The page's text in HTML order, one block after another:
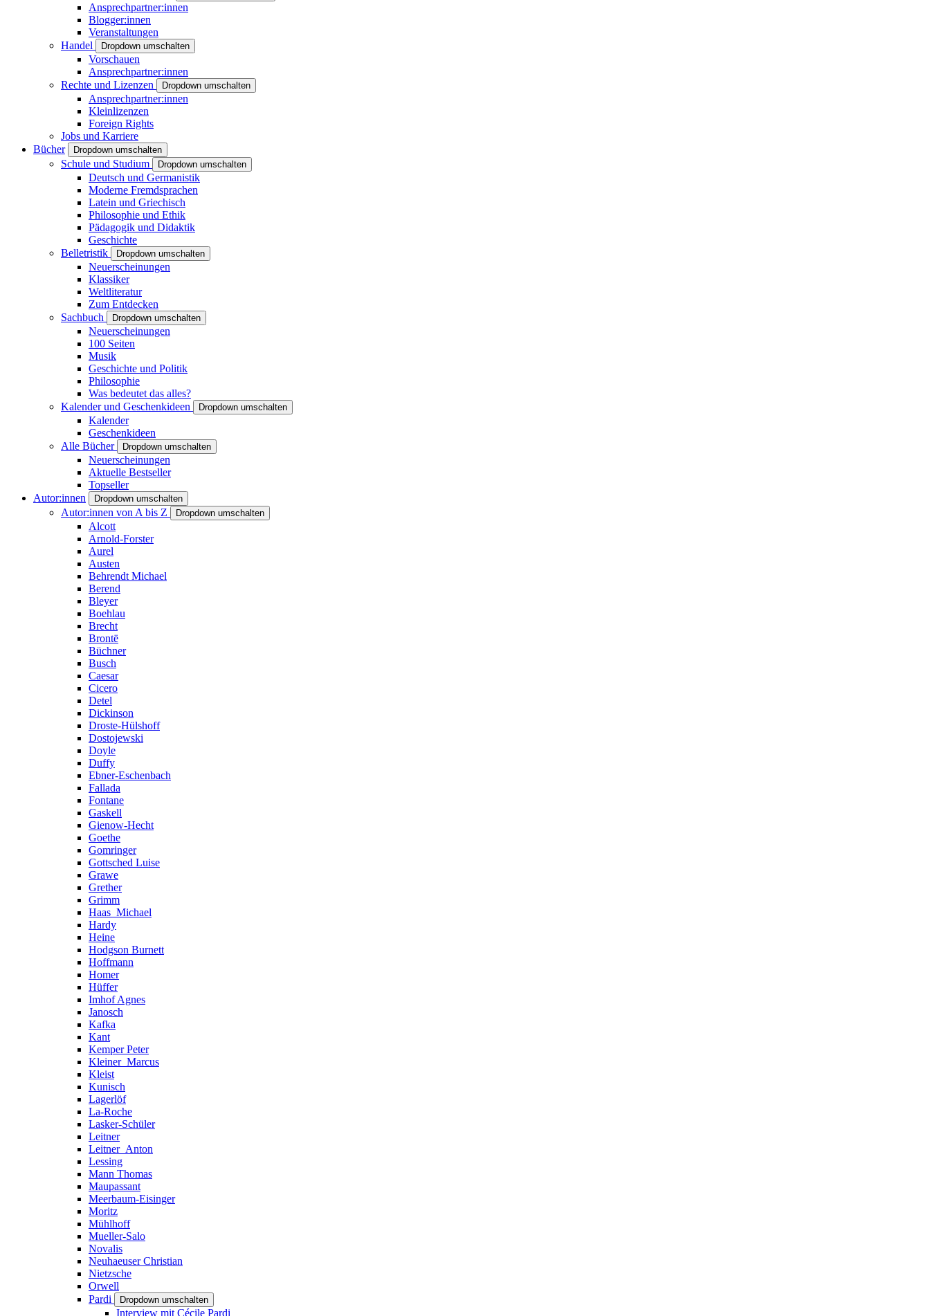
Ansprechpartner:innen
Blogger:innen
Veranstaltungen
Handel
Dropdown umschalten
Vorschauen
Ansprechpartner:innen
Rechte und Lizenzen
Dropdown umschalten
Ansprechpartner:innen
Kleinlizenzen
Foreign Rights
Jobs und Karriere
Bücher
Dropdown umschalten
Schule und Studium Dropdown umschalten
Deutsch und Germanistik
Moderne Fremdsprachen
Latein und Griechisch
Philosophie und Ethik
Pädagogik und Didaktik
Geschichte
Belletristik
Dropdown umschalten
Neuerscheinungen
Klassiker
Weltliteratur
Zum Entdecken
Sachbuch
Dropdown umschalten
Neuerscheinungen
100 Seiten
Musik
Geschichte und Politik
Philosophie
Was bedeutet das alles?
Kalender und Geschenkideen
Dropdown umschalten
Kalender
Geschenkideen
Alle Bücher
Dropdown umschalten
Neuerscheinungen
Aktuelle Bestseller
Topseller
Autor:innen
Dropdown umschalten
Autor:innen von A bis Z Dropdown umschalten
Alcott
Arnold-Forster
Aurel
Austen
Behrendt Michael
Berend
Bleyer
Boehlau
Brecht
Brontë
Büchner
Busch
Caesar
Cicero
Detel
Dickinson
Droste-Hülshoff
Dostojewski
Doyle
Duffy
Ebner-Eschenbach
Fallada
Fontane
Gaskell
Gienow-Hecht
Goethe
Gomringer
Gottsched Luise
Grawe
Grether
Grimm
Haas_Michael
Hardy
Heine
Hodgson Burnett
Hoffmann
Homer
Hüffer
Imhof Agnes
Janosch
Kafka
Kant
Kemper Peter
Kleiner_Marcus
Kleist
Kunisch
Lagerlöf
La-Roche
Lasker-Schüler
Leitner
Leitner_Anton
Lessing
Mann Thomas
Maupassant
Meerbaum-Eisinger
Moritz
Mühlhoff
Mueller-Salo
Novalis
Neuhaeuser Christian
Nietzsche
Orwell
Pardi
Dropdown umschalten
Interview mit Cécile Pardi